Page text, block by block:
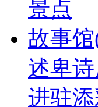
景点
故事馆
述卑
进驻